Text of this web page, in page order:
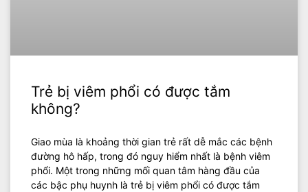
Trẻ bị viêm phổi có được tắm
không?
Giao mùa là khoảng thời gian trẻ rất dễ mắc các bệnh
đường hô hấp, trong đó nguy hiểm nhất là bệnh viêm
phổi. Một trong những mối quan tâm hàng đầu của
các bậc phụ huynh là trẻ bị viêm phổi có được tắm